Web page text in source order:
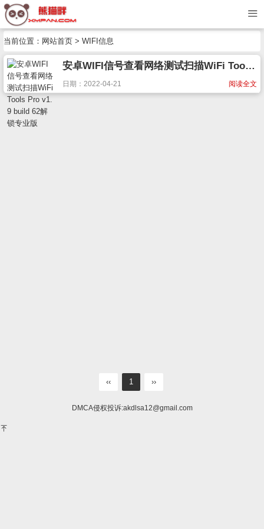
当前位置： 网站首页 > WIFI信息
安卓WIFI信号查看网络测试扫描WiFi Tools Pro v1.9 build 62解锁专业版
阅读全文
日期：2022-04-21
‹‹ 1 ››
DMCA侵权投诉:akdlsa12@gmail.com